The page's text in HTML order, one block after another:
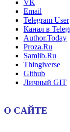
VK
Email
Telegram User
Канал в
Author.Today
Proza.Ru
Samlib.Ru
Thingiverse
Github
Личный GIT
О САЙТЕ